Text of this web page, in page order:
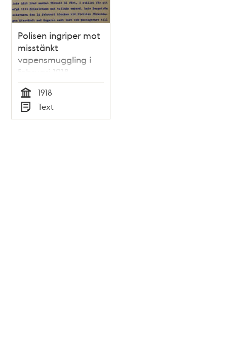
Polisen ingriper mot
misstänkt
vapensmuggling i
februari 1918
Tid
1918
Typ
Text